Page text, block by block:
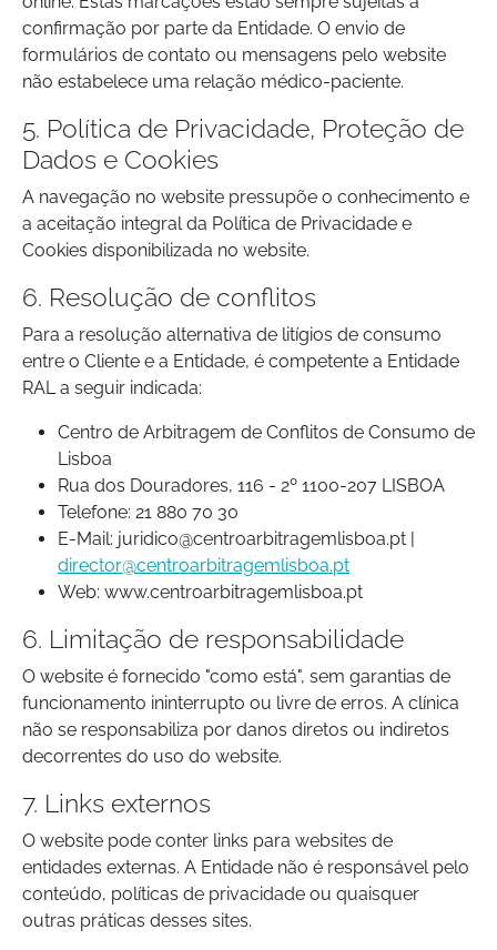
confirmação por parte da Entidade. O envio de
formulários de contato ou mensagens pelo website
não estabelece uma relação médico-paciente.
5. Política de Privacidade, Proteção de
Dados e Cookies
A navegação no website pressupõe o conhecimento e
a aceitação integral da Política de Privacidade e
Cookies disponibilizada no website.
6. Resolução de conflitos
Para a resolução alternativa de litígios de consumo
entre o Cliente e a Entidade, é competente a Entidade
RAL a seguir indicada:
Centro de Arbitragem de Conflitos de Consumo de
Lisboa
Rua dos Douradores, 116 - 2º 1100-207 LISBOA
Telefone: 21 880 70 30
E-Mail: juridico@centroarbitragemlisboa.pt |
director@centroarbitragemlisboa.pt
Web: www.centroarbitragemlisboa.pt
6. Limitação de responsabilidade
O website é fornecido "como está", sem garantias de
funcionamento ininterrupto ou livre de erros. A clínica
não se responsabiliza por danos diretos ou indiretos
decorrentes do uso do website.
7. Links externos
O website pode conter links para websites de
entidades externas. A Entidade não é responsável pelo
conteúdo, políticas de privacidade ou quaisquer
outras práticas desses sites.